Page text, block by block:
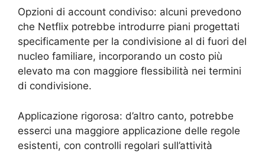
Opzioni di account condiviso: alcuni prevedono
che Netflix potrebbe introdurre piani progettati
specificamente per la condivisione al di fuori del
nucleo familiare, incorporando un costo più
elevato ma con maggiore flessibilità nei termini
di condivisione.
Applicazione rigorosa: d’altro canto, potrebbe
esserci una maggiore applicazione delle regole
esistenti, con controlli regolari sull’attività